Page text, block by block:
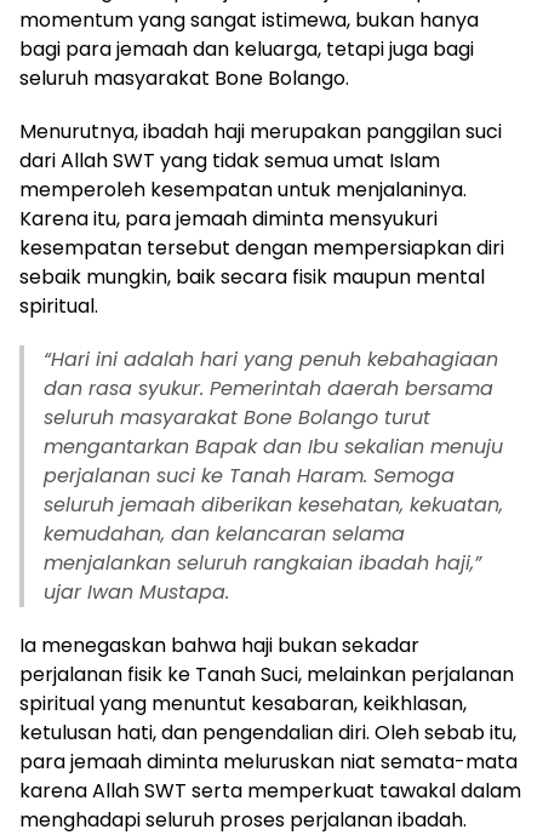
momentum yang sangat istimewa, bukan hanya
bagi para jemaah dan keluarga, tetapi juga bagi
seluruh masyarakat Bone Bolango.
Menurutnya, ibadah haji merupakan panggilan suci
dari Allah SWT yang tidak semua umat Islam
memperoleh kesempatan untuk menjalaninya.
Karena itu, para jemaah diminta mensyukuri
kesempatan tersebut dengan mempersiapkan diri
sebaik mungkin, baik secara fisik maupun mental
spiritual.
“Hari ini adalah hari yang penuh kebahagiaan
dan rasa syukur. Pemerintah daerah bersama
seluruh masyarakat Bone Bolango turut
mengantarkan Bapak dan Ibu sekalian menuju
perjalanan suci ke Tanah Haram. Semoga
seluruh jemaah diberikan kesehatan, kekuatan,
kemudahan, dan kelancaran selama
menjalankan seluruh rangkaian ibadah haji,”
ujar Iwan Mustapa.
Ia menegaskan bahwa haji bukan sekadar
perjalanan fisik ke Tanah Suci, melainkan perjalanan
spiritual yang menuntut kesabaran, keikhlasan,
ketulusan hati, dan pengendalian diri. Oleh sebab itu,
para jemaah diminta meluruskan niat semata-mata
karena Allah SWT serta memperkuat tawakal dalam
menghadapi seluruh proses perjalanan ibadah.